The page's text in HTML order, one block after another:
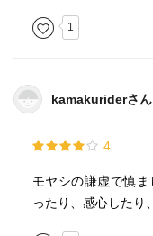
もうなんでもいいの
関西人はせっかち
解説は野村進さんで
1
kamakuriderさん
4
モヤシの謙虚で慎
ったり、感心したり